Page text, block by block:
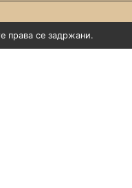
права се задржани.